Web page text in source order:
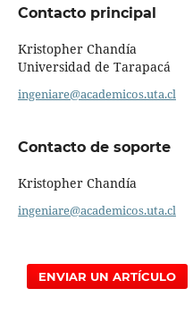
Contacto principal
Kristopher Chandía
Universidad de Tarapacá
ingeniare@academicos.uta.cl
Contacto de soporte
Kristopher Chandía
ingeniare@academicos.uta.cl
ENVIAR UN ARTÍCULO